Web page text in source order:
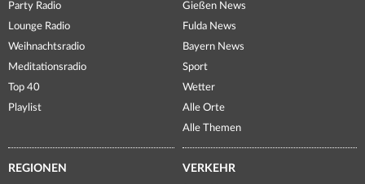
Party Radio
Lounge Radio
Weihnachtsradio
Meditationsradio
Top 40
Playlist
Gießen News
Fulda News
Bayern News
Sport
Wetter
Alle Orte
Alle Themen
REGIONEN VERKEHR